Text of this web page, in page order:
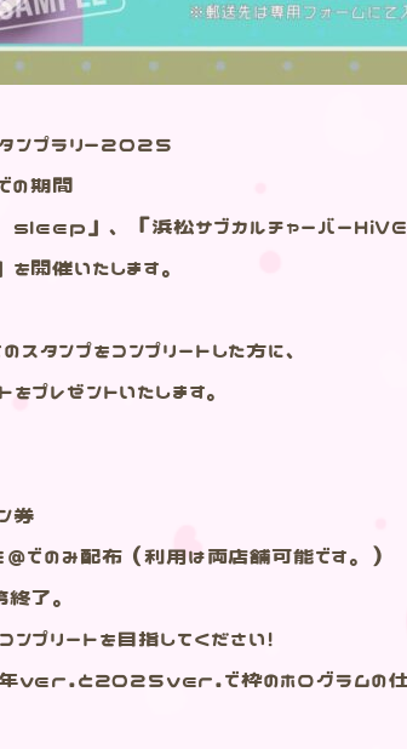
プラリー2025
期間
a sleep」、「浜松サブカルチャーバーHiVE
を開催いたします。
タンプをコンプリートした方に、
プレゼントいたします。
券
でのみ配布（利用は両店舗可能です。）
終了。
プリートを目指してください！
ver.と2025ver.で枠のホログラムの仕